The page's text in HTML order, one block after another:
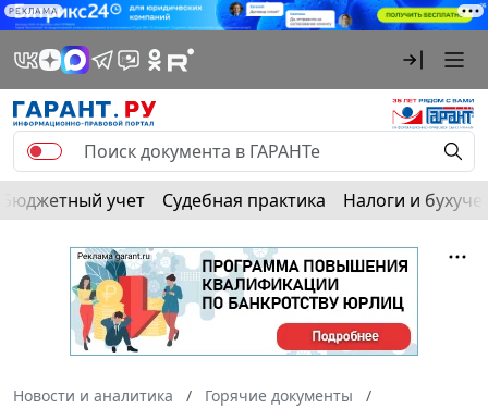
РЕКЛАМА
Бюджетный учет Судебная практика Налоги и
Новости и аналитика
Горячие документы